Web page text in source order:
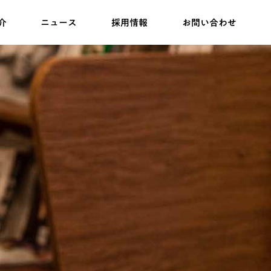
ニュース 採用情報 お問い合わせ